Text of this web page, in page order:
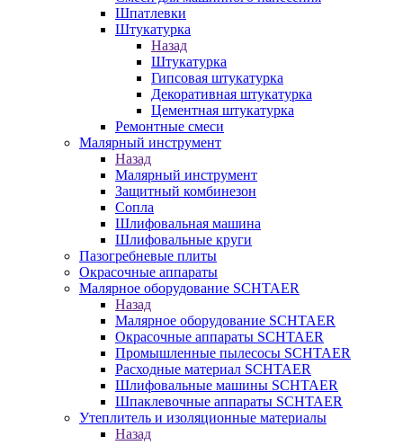
Шпатлевки
Штукатурка
Назад
Штукатурка
Гипсовая штукатурка
Декоративная штукатурка
Цементная штукатурка
Ремонтные смеси
Малярный инструмент
Назад
Малярный инструмент
Защитный комбинезон
Сопла
Шлифовальная машина
Шлифовальные круги
Пазогребневые плиты
Окрасочные аппараты
Малярное оборудование SCHTAER
Назад
Малярное оборудование SCHTAER
Окрасочные аппараты SCHTAER
Промышленные пылесосы SCHTAER
Расходные материал SCHTAER
Шлифовальные машины SCHTAER
Шпаклевочные аппараты SCHTAER
Утеплитель и изоляционные материалы
Назад